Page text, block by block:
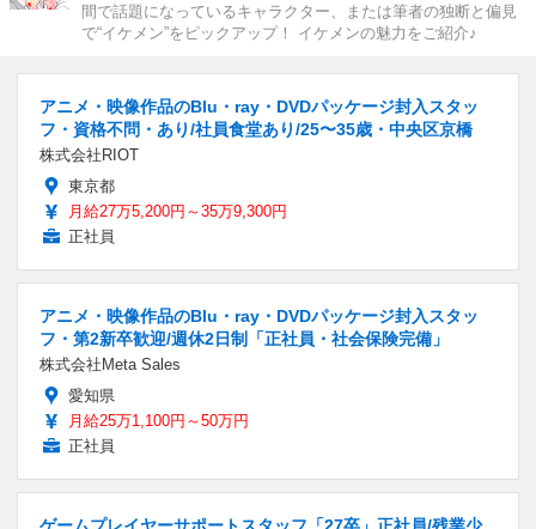
間で話題になっているキャラクター、または筆者の独断と偏見
で“イケメン”をピックアップ！ イケメンの魅力をご紹介♪
アニメ・映像作品のBlu・ray・DVDパッケージ封入スタッ
フ・資格不問・あり/社員食堂あり/25〜35歳・中央区京橋
株式会社RIOT
東京都
月給27万5,200円～35万9,300円
正社員
アニメ・映像作品のBlu・ray・DVDパッケージ封入スタッ
フ・第2新卒歓迎/週休2日制「正社員・社会保険完備」
株式会社Meta Sales
愛知県
月給25万1,100円～50万円
正社員